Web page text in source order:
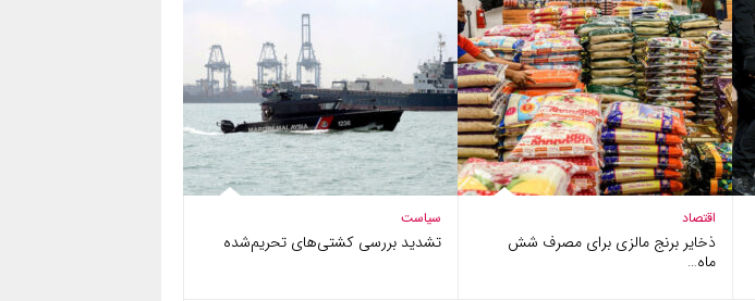
اقتصاد
ذخایر برنج مالزی برای مصرف شش
ماه…
سیاست
تشدید بررسی کشتی‌های تحریم‌شده